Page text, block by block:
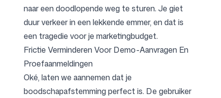
naar een doodlopende weg te sturen. Je giet
duur verkeer in een lekkende emmer, en dat is
een tragedie voor je marketingbudget.
Frictie Verminderen Voor Demo-Aanvragen En
Proefaanmeldingen
Oké, laten we aannemen dat je
boodschapafstemming perfect is. De gebruiker